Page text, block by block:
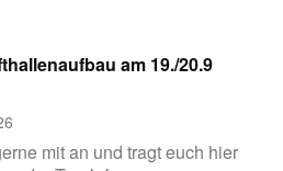
am 19./20.9
mit an und tragt euch hier